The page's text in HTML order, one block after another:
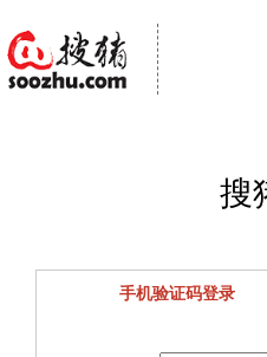
搜
手机验证码登录